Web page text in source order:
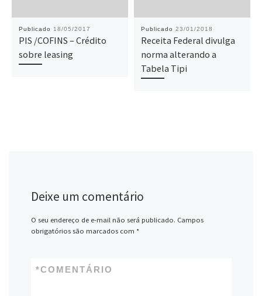
Publicado 18/05/2017
PIS /COFINS – Crédito
sobre leasing
Publicado 23/01/2018
Receita Federal divulga
norma alterando a
Tabela Tipi
Deixe um comentário
O seu endereço de e-mail não será publicado. Campos
obrigatórios são marcados com *
COMENTÁRIO
*